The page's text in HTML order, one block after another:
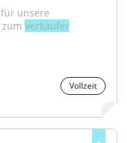
unsere
zum Verkäufer
Vollzeit